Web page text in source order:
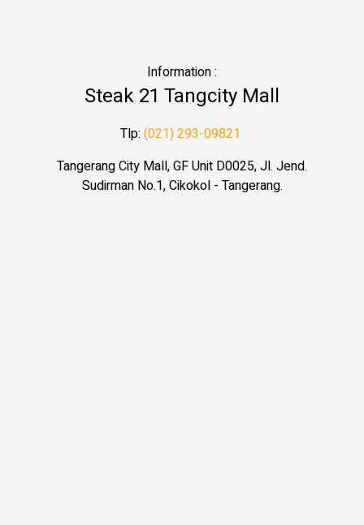
Information :
Steak 21 Tangcity Mall
Tlp: (021) 293-09821
Tangerang City Mall, GF Unit D0025, Jl. Jend.
Sudirman No.1, Cikokol - Tangerang.